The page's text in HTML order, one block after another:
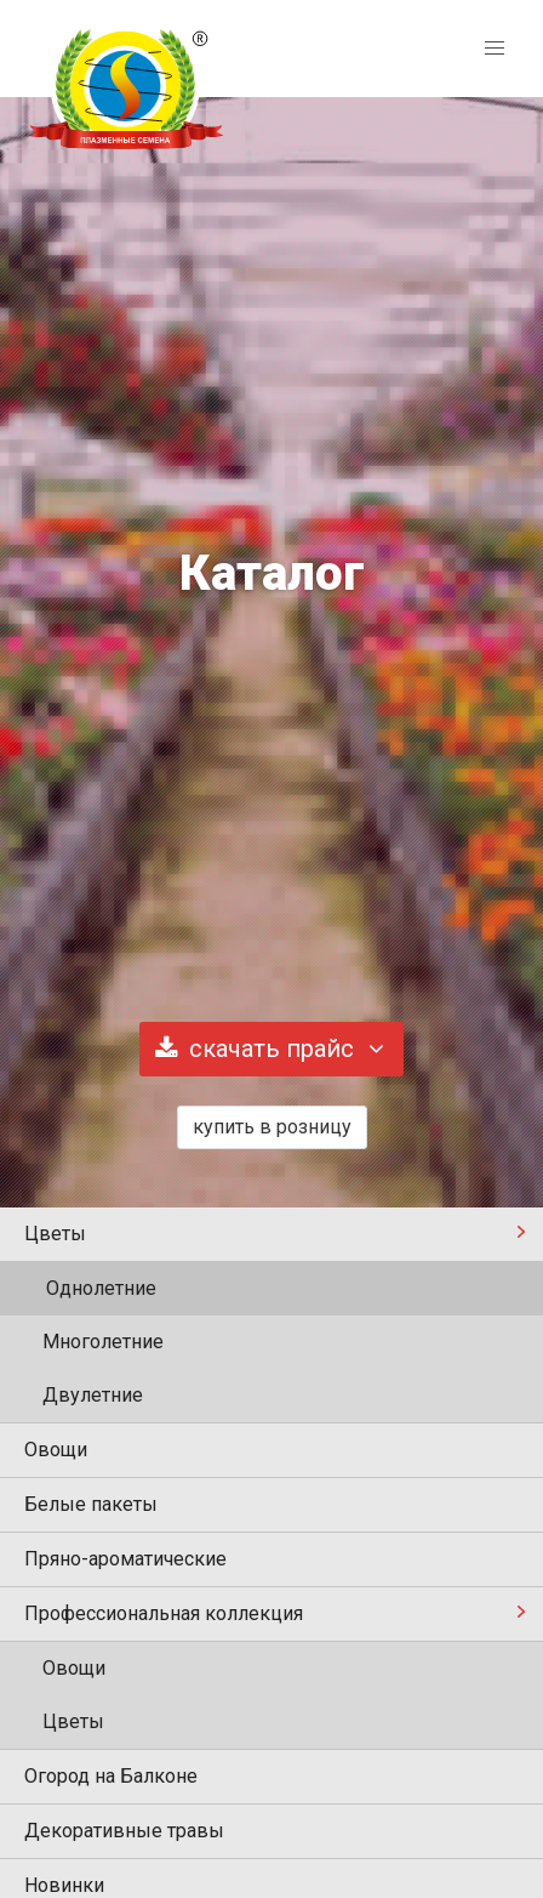
Каталог
скачать прайс
купить в розницу
Цветы
Однолетние
Многолетние
Двулетние
Овощи
Белые пакеты
Пряно-ароматические
Профессиональная коллекция
Овощи
Цветы
Огород на Балконе
Декоративные травы
Новинки